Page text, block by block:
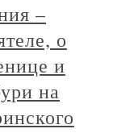
–
о
и
на